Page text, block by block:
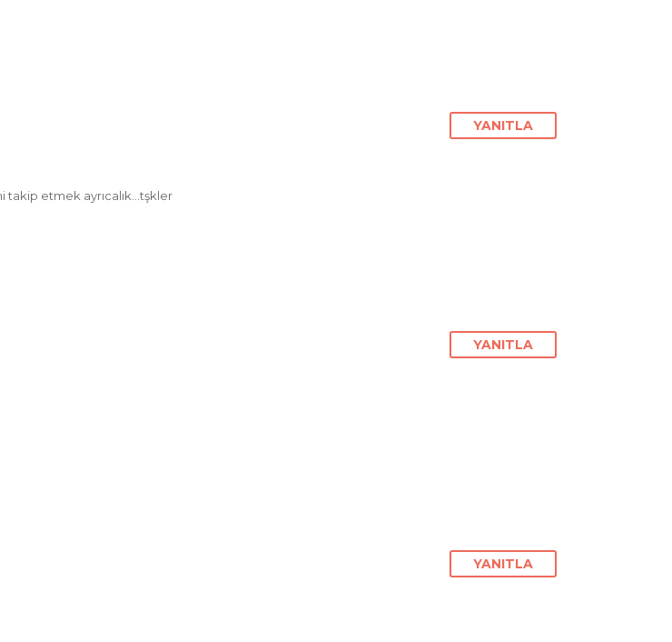
YANITLA
takip etmek ayrıcalık…tşkler
YANITLA
YANITLA